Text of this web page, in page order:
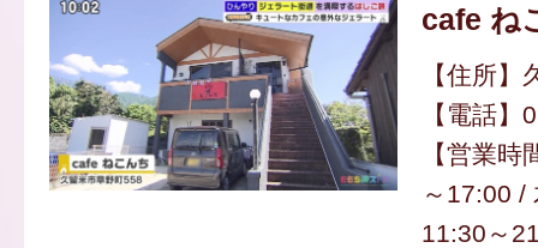
cafe ね
【住所
【電話
【営業
～17:00 /
11:30～